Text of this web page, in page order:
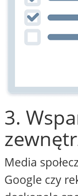
3.
Media
Google czy